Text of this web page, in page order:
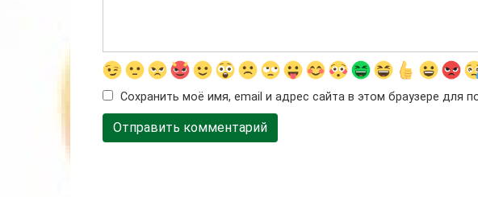
Сохранить моё имя, email и адрес сайта в этом браузере для